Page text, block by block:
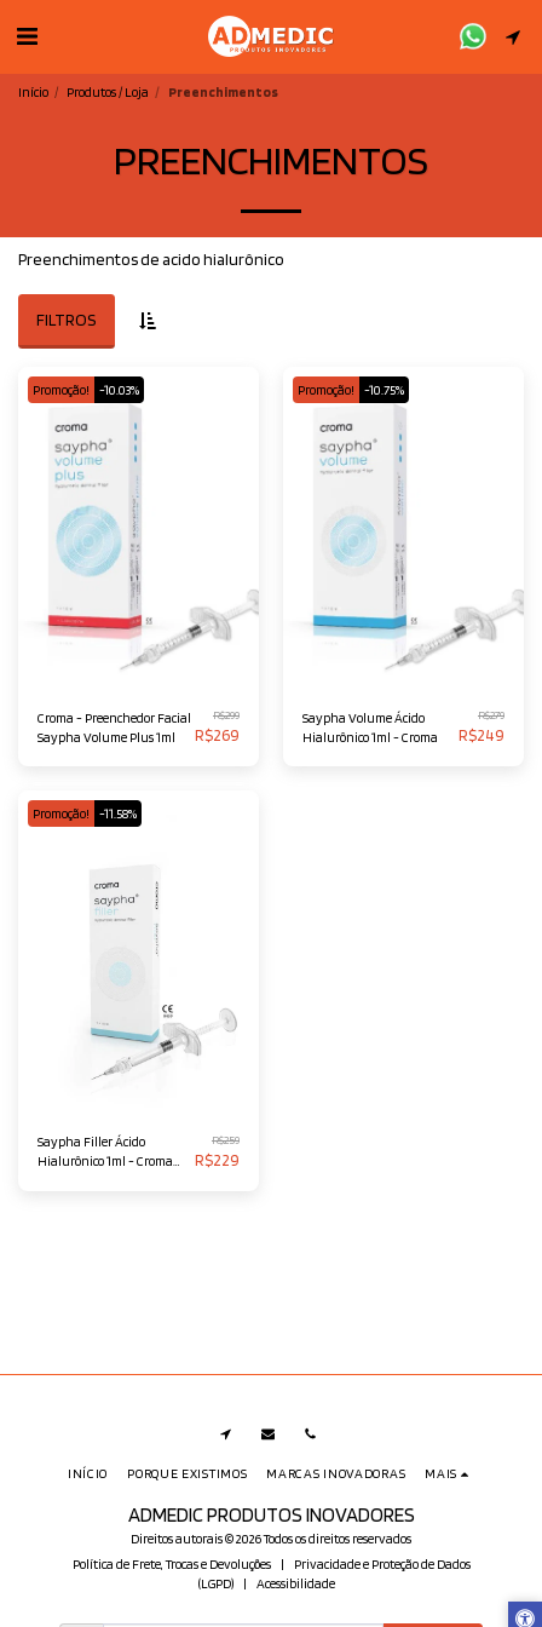
Início Produtos / Loja Preenchimentos
PREENCHIMENTOS
Preenchimentos de acido hialurônico
FILTROS
Promoção! -10.03%
Croma - Preenchedor Facial
Saypha Volume Plus 1ml
R$299
R$269
Promoção! -10.75%
Saypha Volume Ácido
Hialurônico 1ml - Croma
R$279
R$249
Promoção! -11.58%
Saypha Filler Ácido
Hialurônico 1ml - Croma
R$259
R$229
ADMEDIC PRODUTOS INOVADORES
Direitos autorais © 2026 Todos os direitos reservados
Política de Frete, Trocas e Devoluções|
Privacidade e Proteção de Dados
(LGPD)| Acessibilidade
INÍCIO PORQUE EXISTIMOS MARCAS INOVADORAS MAIS